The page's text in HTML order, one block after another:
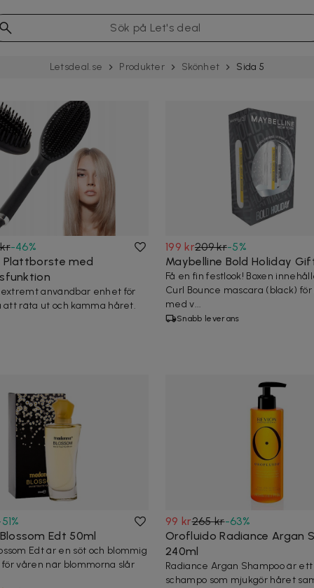
Letsdeal.se Produkter Skönhet Sida 5
-46%
med
användbar enhet för
att räta ut och kamma håret.
199 kr209 kr-5%
Maybelline Bold Holiday
Få en fin festlook! Boxen
Curl Bounce mascara (black) för
med v...
Snabb leverans
51%
Edt 50ml
Edt är en söt och blommig
våren när blommorna slår
99 kr265 kr-63%
Orofluido Radiance Argan
240ml
Radiance Argan Shampoo är
schampo som mjukgör håret